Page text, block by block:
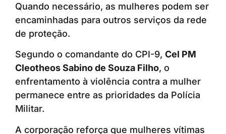
Quando necessário, as mulheres podem ser
encaminhadas para outros serviços da rede
de proteção.
Segundo o comandante do CPI-9, Cel PM
Cleotheos Sabino de Souza Filho, o
enfrentamento à violência contra a mulher
permanece entre as prioridades da Polícia
Militar.
A corporação reforça que mulheres vítimas